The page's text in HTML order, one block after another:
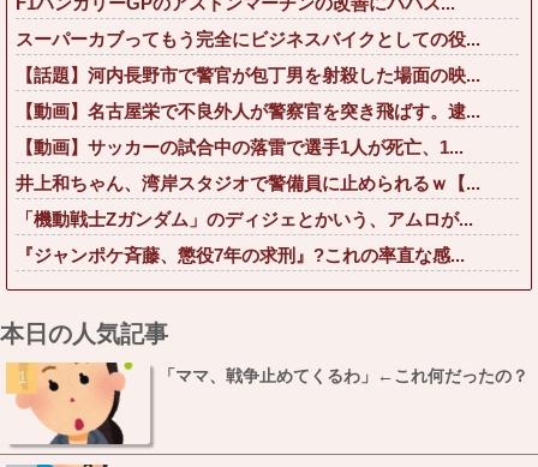
スーパーカブってもう完全にビジネスバイクとしての役...
【話題】河内長野市で警官が包丁男を射殺した場面の映...
【動画】名古屋栄で不良外人が警察官を突き飛ばす。逮...
【動画】サッカーの試合中の落雷で選手1人が死亡、1...
井上和ちゃん、湾岸スタジオで警備員に止められるｗ【...
「機動戦士Ζガンダム」のディジェとかいう、アムロが...
『ジャンポケ斉藤、懲役7年の求刑』?これの率直な感...
本日の人気記事
「ママ、戦争止めてくるわ」←これ何だったの？